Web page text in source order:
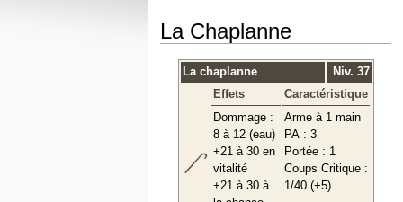
La Chaplanne
La chaplanne
Niv. 37
Effets
Caractéristique
Dommage :
8 à 12 (eau)
+21 à 30 en
vitalité
+21 à 30 à
Arme à 1 main
PA : 3
Portée : 1
Coups Critique :
1/40 (+5)